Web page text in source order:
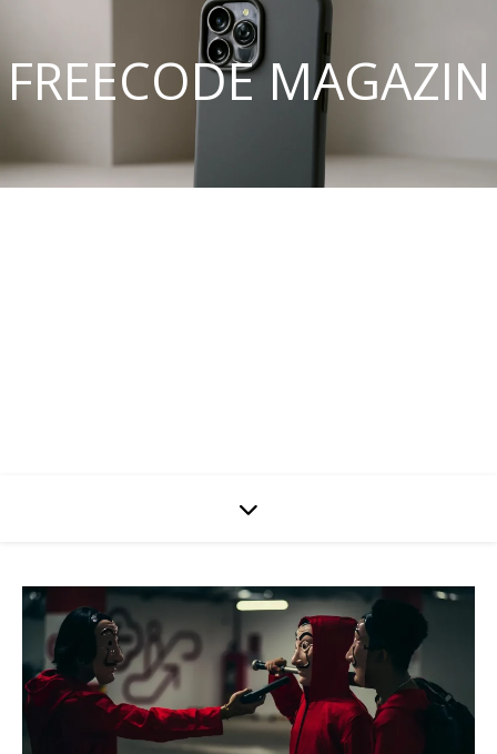
FREECODE MAGAZIN